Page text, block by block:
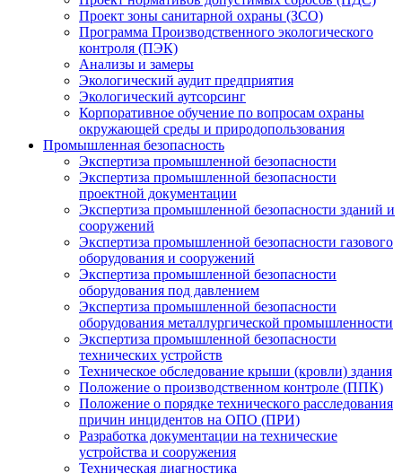
Проект зоны санитарной охраны (ЗСО)
Программа Производственного экологического
контроля (ПЭК)
Анализы и замеры
Экологический аудит предприятия
Экологический аутсорсинг
Корпоративное обучение по вопросам охраны
окружающей среды и природопользования
Промышленная безопасность
Экспертиза промышленной безопасности
Экспертиза промышленной безопасности
проектной документации
Экспертиза промышленной безопасности зданий и
сооружений
Экспертиза промышленной безопасности газового
оборудования и сооружений
Экспертиза промышленной безопасности
оборудования под давлением
Экспертиза промышленной безопасности
оборудования металлургической промышленности
Экспертиза промышленной безопасности
технических устройств
Техническое обследование крыши (кровли) здания
Положение о производственном контроле (ППК)
Положение о порядке технического расследования
причин инцидентов на ОПО (ПРИ)
Разработка документации на технические
устройства и сооружения
Техническая диагностика